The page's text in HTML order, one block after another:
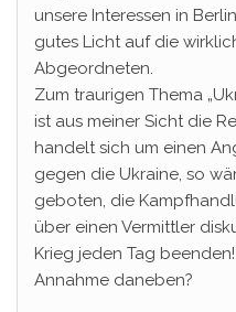
unsere Interessen in
gutes Licht auf die
Abgeordneten.
Zum traurigen Thema
ist aus meiner Sicht die
handelt sich um einen
gegen die Ukraine, so
geboten, die
über einen Vermittler
Krieg jeden Tag
Annahme daneben?